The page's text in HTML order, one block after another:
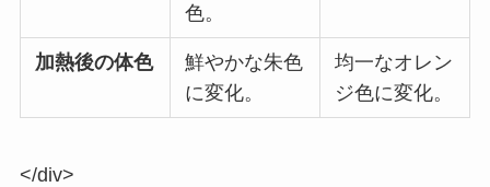
色。
加熱後の体色
鮮やかな朱色
に変化。
均一なオレン
ジ色に変化。
</div>